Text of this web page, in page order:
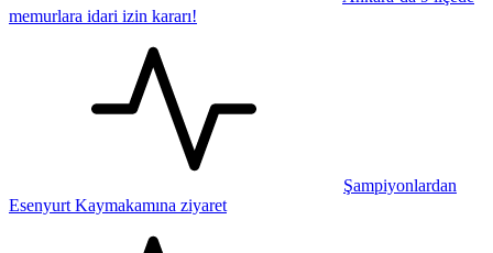
memurlara idari izin kararı!
Şampiyonlardan
Esenyurt Kaymakamına ziyaret